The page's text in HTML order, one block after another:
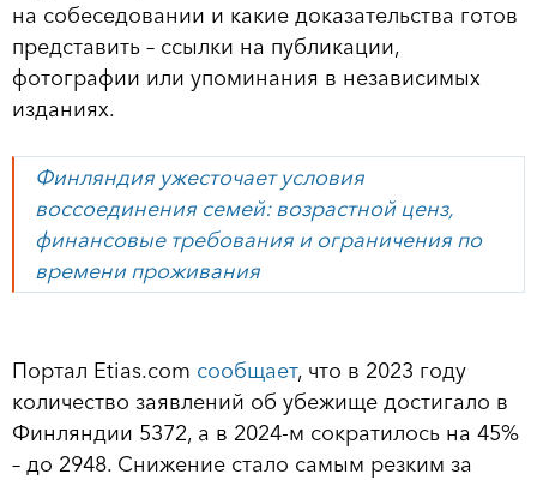
на собеседовании и какие доказательства готов
представить – ссылки на публикации,
фотографии или упоминания в независимых
изданиях.
Финляндия ужесточает условия
воссоединения семей: возрастной ценз,
финансовые требования и ограничения по
времени проживания
Портал Etias.com сообщает, что в 2023 году
количество заявлений об убежище достигало в
Финляндии 5372, а в 2024-м сократилось на 45%
– до 2948. Снижение стало самым резким за